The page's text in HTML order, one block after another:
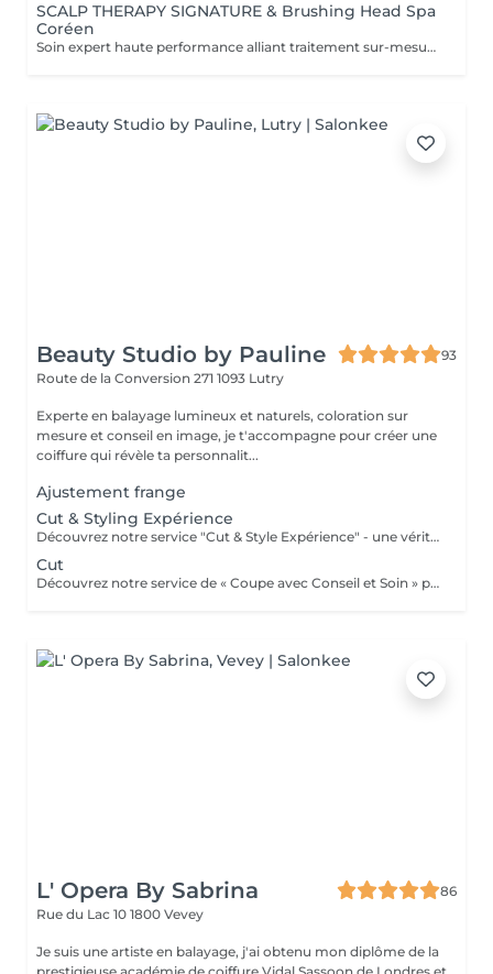
SCALP THERAPY SIGNATURE & Brushing Head Spa
Coréen
Soin expert haute performance alliant traitement sur-mesure du cuir chevelu et expérience luxe, destiné aux clients recherchant des résultats visibles et durables. Inspiré de la haircare coréenne, ce protocole considère le cuir chevelu comme une peau et les cheveux comme une fibre précieuse. Chaque soin est entièrement personnalisé selon le diagnostic. Étapes du soin : Diagnostic expert approfondi du cuir chevelu par caméra et échange personnalisé Peeling cuir chevelu ciblé selon la problématique Shampooing sur-mesure Soin profond cuir chevelu et longueurs sous vapeur Application d'une lotion et d'un tonic leave-in préparatoire Ampoule signature haute performance sans rinçage Soin luxe leave-in des longueurs Massage final crânien pour ancrer les bienfaits et améliorer la micro-circulation. Résultats : cuir chevelu assaini et stimulé, chute visiblement réduite (en cure), cheveux plus denses, brillants et souples, détente profonde. Soin évolutif recommandé en cure de 4 à 6 séances avec suivi caméra avant / après.
Beauty Studio by Pauline
93
Route de la Conversion 271 1093 Lutry
Experte en balayage lumineux et naturels, coloration sur
mesure et conseil en image, je t'accompagne pour créer une
coiffure qui révèle ta personnalit...
Ajustement frange
Cut & Styling Expérience
Découvrez notre service "Cut & Style Expérience" - une véritable aventure capillaire ! Nous commençons par un diagnostic approfondi de vos cheveux et de votre cuir chevelu pour personnaliser votre expérience. Relaxez-vous avec un shampooing revigorant suivi de soins de qualité supérieure pour chouchouter vos cheveux. Le meilleur de tout, nos produits de stylisme haut de gamme sont inclus pour créer le look parfait. Pas de frais supplémentaires, tout est dans le forfait ! Rejoignez-nous pour une expérience capillaire complète qui vous fera vous sentir et paraître fantastique.
Cut
Découvrez notre service de « Coupe avec Conseil et Soin » pour une expérience capillaire centrée sur l'essentiel ! Commencez par une consultation personnalisée pour discuter de vos besoins et de vos attentes en matière de coupe. Notre équipe d'experts vous conseillera sur la coupe idéale qui mettra en valeur votre style unique. Ensuite, profitez d'une coupe de cheveux professionnelle avec précision, suivie d'un soin de qualité supérieure pour maintenir la santé de vos cheveux. Veuillez noter que ce service ne comprend pas de séchage, ce qui vous permet de repartir rapidement avec une coupe soignée. Rejoignez-nous pour une expérience de coupe qui allie expertise, conseil et soin pour des cheveux en pleine forme et une apparence impeccable.
L' Opera By Sabrina
86
Rue du Lac 10 1800 Vevey
Je suis une artiste en balayage, j'ai obtenu mon diplôme de la